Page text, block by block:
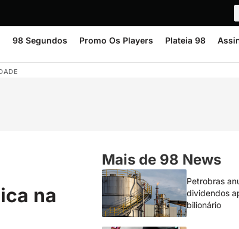
98 Segundos Promo Os Players Plateia 98
na
Mais de 98 News
Petrobras
dividendos
bilionário